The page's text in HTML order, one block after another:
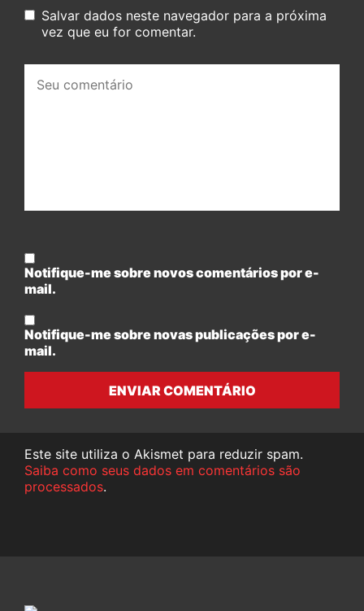
Salvar dados neste navegador para a próxima
vez que eu for comentar.
comentário:
Notifique-me sobre novos comentários por e-
mail.
Notifique-me sobre novas publicações por e-
mail.
ENVIAR COMENTÁRIO
Este site utiliza o Akismet para reduzir spam.
Saiba como seus dados em comentários são
processados.